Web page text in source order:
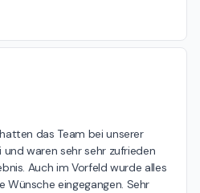
das Team bei unserer
und waren sehr sehr zufrieden
Auch im Vorfeld wurde alles
eingegangen. Sehr